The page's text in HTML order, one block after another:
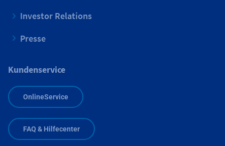
Investor Relations
Presse
Kundenservice
OnlineService
FAQ & Hilfecenter